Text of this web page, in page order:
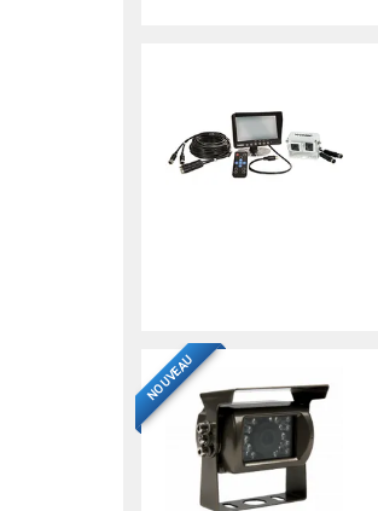
NOUVEAU